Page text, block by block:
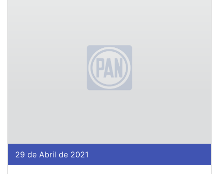
29 de Abril de 2021